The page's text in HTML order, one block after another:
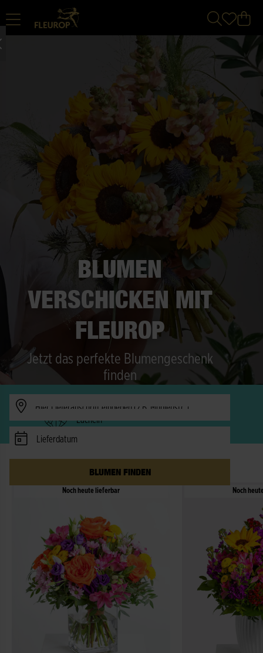
BLUMEN
VERSCHICKEN MIT
FLEUROP
Jetzt das perfekte Blumengeschenk
finden
Verfügbarkeit prüfen
Lieferdatum
BLUMEN FINDEN
Freude in 150 Länder - schneller als ein
Lächeln
DIE BESTSELLER IM AUGUST
Noch heute lieferbar Noch